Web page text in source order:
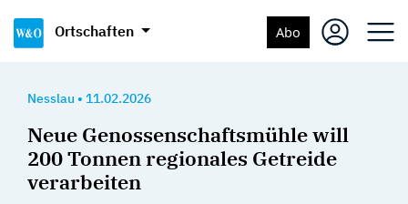
Ortschaften Abo
Nesslau • 11.02.2026
Neue Genossenschaftsmühle will
200 Tonnen regionales Getreide
verarbeiten